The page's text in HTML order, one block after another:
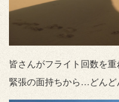
皆さんがフライト回数を
緊張の面持ちから…どんど